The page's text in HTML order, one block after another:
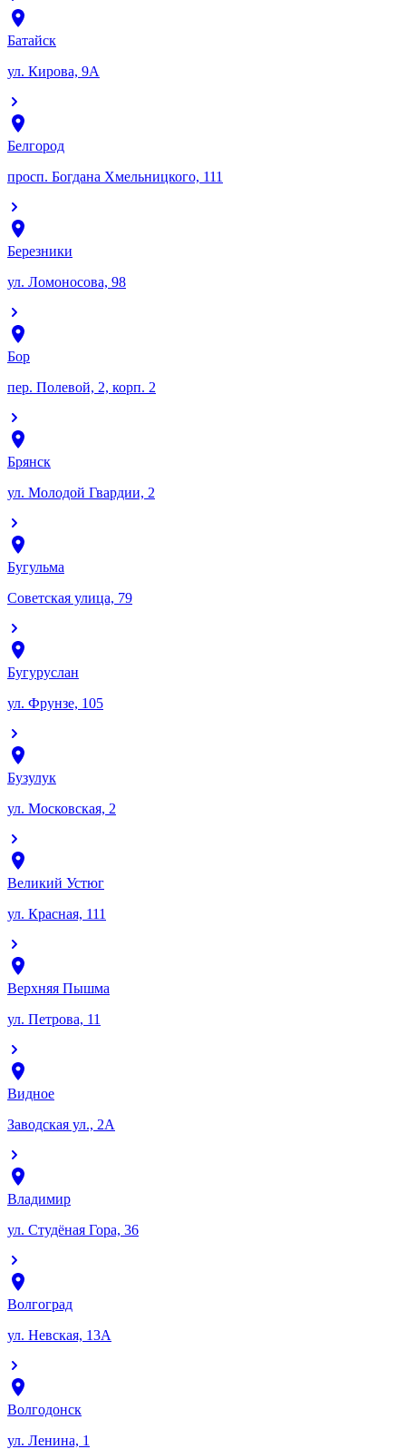
Батайск
ул. Кирова, 9А
Белгород
просп. Богдана Хмельницкого, 111
Березники
ул. Ломоносова, 98
Бор
пер. Полевой, 2, корп. 2
Брянск
ул. Молодой Гвардии, 2
Бугульма
Советская улица, 79
Бугуруслан
ул. Фрунзе, 105
Бузулук
ул. Московская, 2
Великий Устюг
ул. Красная, 111
Верхняя Пышма
ул. Петрова, 11
Видное
Заводская ул., 2А
Владимир
ул. Студёная Гора, 36
Волгоград
ул. Невская, 13А
Волгодонск
ул. Ленина, 1